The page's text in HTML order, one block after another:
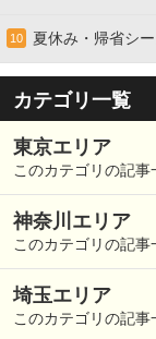
10 夏休み・帰省シ
カテゴリ一覧
東京エリア
このカテゴリの記事
神奈川エリア
このカテゴリの記事
埼玉エリア
このカテゴリの記事